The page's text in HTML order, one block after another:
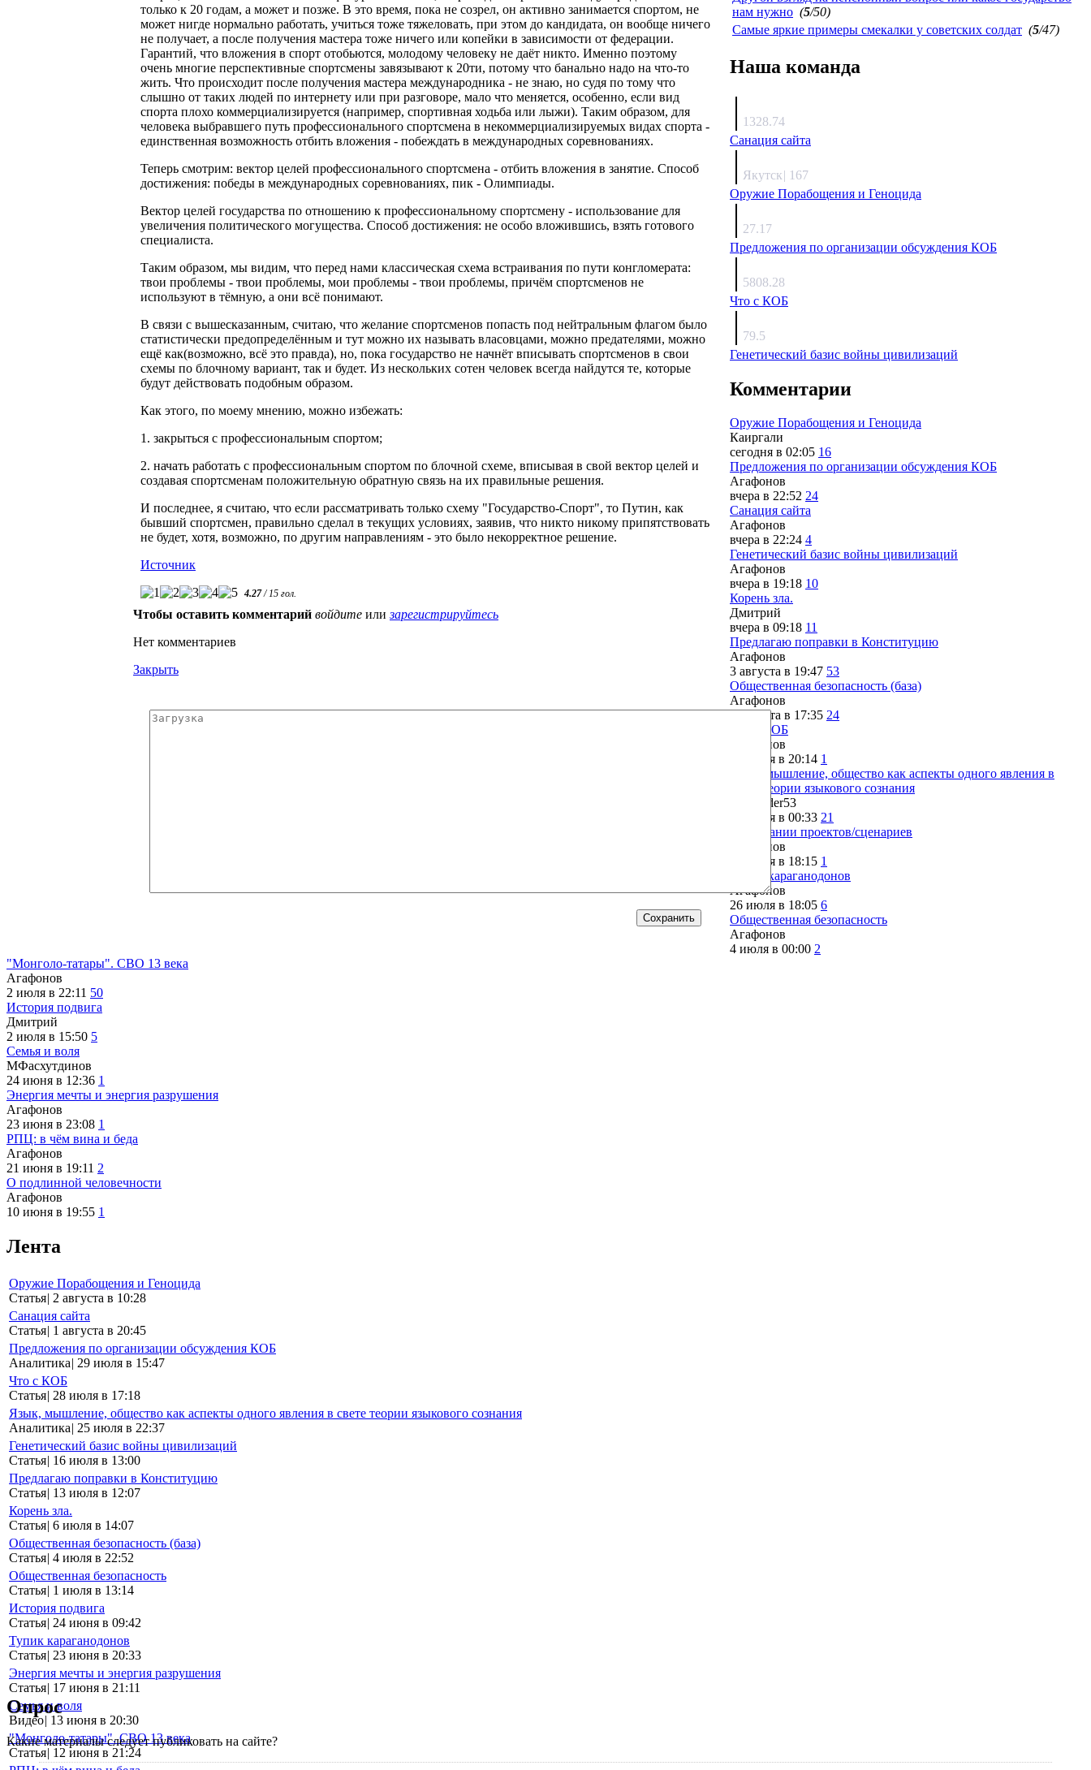
только к 20 годам, а может и позже. В это время, пока не созрел, он активно занимается спортом, не
может нигде нормально работать, учиться тоже тяжеловать, при этом до кандидата, он вообще ничего
не получает, а после получения мастера тоже ничего или копейки в зависимости от федерации.
Гарантий, что вложения в спорт отобьются, молодому человеку не даёт никто. Именно поэтому
очень многие перспективные спортсмены завязывают к 20ти, потому что банально надо на что-то
жить. Что происходит после получения мастера международника - не знаю, но судя по тому что
слышно от таких людей по интернету или при разговоре, мало что меняется, особенно, если вид
спорта плохо коммерциализируется (например, спортивная ходьба или лыжи). Таким образом, для
человека выбравшего путь профессионального спортсмена в некоммерциализируемых видах спорта -
единственная возможность отбить вложения - побеждать в международных соревнованиях.
Теперь смотрим: вектор целей профессионального спортсмена - отбить вложения в занятие. Способ
достижения: победы в международных соревнованиях, пик - Олимпиады.
Вектор целей государства по отношению к профессиональному спортсмену - использование для
увеличения политического могущества. Способ достижения: не особо вложившись, взять готового
специалиста.
Таким образом, мы видим, что перед нами классическая схема встраивания по пути конгломерата:
твои проблемы - твои проблемы, мои проблемы - твои проблемы, причём спортсменов не
используют в тёмную, а они всё понимают.
В связи с вышесказанным, считаю, что желание спортсменов попасть под нейтральным флагом было
статистически предопределённым и тут можно их называть власовцами, можно предателями, можно
ещё как(возможно, всё это правда), но, пока государство не начнёт вписывать спортсменов в свои
схемы по блочному вариант, так и будет. Из нескольких сотен человек всегда найдутся те, которые
будут действовать подобным образом.
Как этого, по моему мнению, можно избежать:
1. закрыться с профессиональным спортом;
2. начать работать с профессиональным спортом по блочной схеме, вписывая в свой вектор целей и
создавая спортсменам положительную обратную связь на их правильные решения.
И последнее, я считаю, что если рассматривать только схему "Государство-Спорт", то Путин, как
бывший спортсмен, правильно сделал в текущих условиях, заявив, что никто никому припятствовать
не будет, хотя, возможно, по другим направлениям - это было некорректное решение.
Источник
4.27/15 гол.
Чтобы оставить комментарий войдите илизарегистрируйтесь
Нет комментариев
Закрыть
нам нужно (5/50)
Самые яркие примеры смекалки у советских солдат (5/47)
Наша команда
1328.74
Санация сайта
Якутск| 167
Оружие Порабощения и Геноцида
27.17
Предложения по организации обсуждения КОБ
5808.28
Что с КОБ
79.5
Генетический базис войны цивилизаций
Комментарии
Оружие Порабощения и Геноцида
Каиргали
сегодня в 02:05 16
Предложения по организации обсуждения КОБ
Агафонов
вчера в 22:52 24
Санация сайта
Агафонов
вчера в 22:24 4
Генетический базис войны цивилизаций
Агафонов
вчера в 19:18 10
Корень зла.
Дмитрий
вчера в 09:18 11
Предлагаю поправки в Конституцию
Агафонов
3 августа в 19:47 53
Общественная безопасность (база)
Агафонов
2 августа в 17:35 24
Что с КОБ
Агафонов
28 июля в 20:14 1
Язык, мышление, общество как аспекты одного явления в
свете теории языкового сознания
Alexander53
28 июля в 00:33 21
О вписании проектов/сценариев
Агафонов
26 июля в 18:15 1
Тупик караганодонов
Агафонов
26 июля в 18:05 6
Общественная безопасность
Агафонов
4 июля в 00:00 2
"Монголо-татары". СВО 13 века
Агафонов
2 июля в 22:11 50
История подвига
Дмитрий
2 июля в 15:50 5
Семья и воля
МФасхутдинов
24 июня в 12:36 1
Энергия мечты и энергия разрушения
Агафонов
23 июня в 23:08 1
РПЦ: в чём вина и беда
Агафонов
21 июня в 19:11 2
О подлинной человечности
Агафонов
10 июня в 19:55 1
Лента
Оружие Порабощения и Геноцида
Статья| 2 августа в 10:28
Санация сайта
Статья| 1 августа в 20:45
Предложения по организации обсуждения КОБ
Аналитика| 29 июля в 15:47
Что с КОБ
Статья| 28 июля в 17:18
Язык, мышление, общество как аспекты одного явления в свете теории языкового сознания
Аналитика| 25 июля в 22:37
Генетический базис войны цивилизаций
Статья| 16 июля в 13:00
Предлагаю поправки в Конституцию
Статья| 13 июля в 12:07
Корень зла.
Статья| 6 июля в 14:07
Общественная безопасность (база)
Статья| 4 июля в 22:52
Общественная безопасность
Статья| 1 июля в 13:14
История подвига
Статья| 24 июня в 09:42
Тупик караганодонов
Статья| 23 июня в 20:33
Энергия мечты и энергия разрушения
Статья| 17 июня в 21:11
Семья и воля
Видео| 13 июня в 20:30
"Монголо-татары". СВО 13 века
Статья| 12 июня в 21:24
Опрос
Какие материалы следует публиковать на сайте?